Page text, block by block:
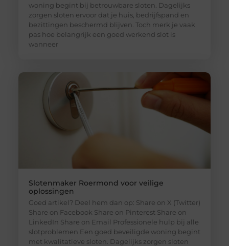
woning begint bij betrouwbare sloten. Dagelijks
zorgen sloten ervoor dat je huis, bedrijfspand en
bezittingen beschermd blijven. Toch merk je vaak
pas hoe belangrijk een goed werkend slot is
wanneer
Slotenmaker Roermond voor veilige
oplossingen
Goed artikel? Deel hem dan op: Share on X (Twitter)
Share on Facebook Share on Pinterest Share on
LinkedIn Share on Email Professionele hulp bij alle
slotproblemen Een goed beveiligde woning begint
met kwalitatieve sloten. Dagelijks zorgen sloten